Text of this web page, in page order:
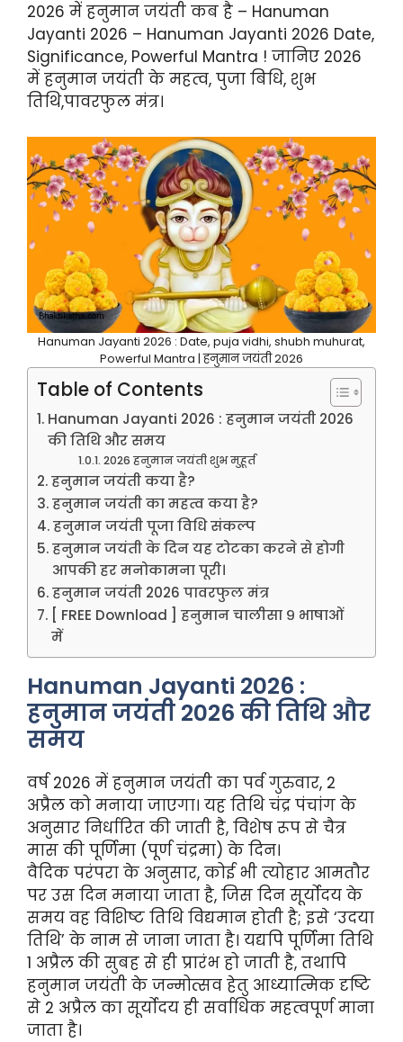
2026 में हनुमान जयंती कब है – Hanuman
Jayanti 2026 – Hanuman Jayanti 2026 Date,
Significance, Powerful Mantra ! जानिए 2026
में हनुमान जयंती के महत्व, पुजा बिधि, शुभ
तिथि,पावरफुल मंत्र।
Hanuman Jayanti 2026 : Date, puja vidhi, shubh muhurat,
Powerful Mantra | हनुमान जयंती 2026
Table of Contents
Hanuman Jayanti 2026 : हनुमान जयंती 2026
की तिथि और समय
2026 हनुमान जयंती शुभ मुहूर्त
हनुमान जयंती कया है?
हनुमान जयंती का महत्व कया है?
हनुमान जयंती पूजा विधि संकल्प
हनुमान जयंती के दिन यह टोटका करने से होगी
आपकी हर मनोकामना पूरी।
हनुमान जयंती 2026 पावरफुल मंत्र
[ FREE Download ] हनुमान चालीसा ९ भाषाओं
में
Hanuman Jayanti 2026 :
हनुमान जयंती 2026 की तिथि और
समय
वर्ष 2026 में हनुमान जयंती का पर्व गुरुवार, 2
अप्रैल को मनाया जाएगा। यह तिथि चंद्र पंचांग के
अनुसार निर्धारित की जाती है, विशेष रूप से चैत्र
मास की पूर्णिमा (पूर्ण चंद्रमा) के दिन।
वैदिक परंपरा के अनुसार, कोई भी त्योहार आमतौर
पर उस दिन मनाया जाता है, जिस दिन सूर्योदय के
समय वह विशिष्ट तिथि विद्यमान होती है; इसे ‘उदया
तिथि’ के नाम से जाना जाता है। यद्यपि पूर्णिमा तिथि
1 अप्रैल की सुबह से ही प्रारंभ हो जाती है, तथापि
हनुमान जयंती के जन्मोत्सव हेतु आध्यात्मिक दृष्टि
से 2 अप्रैल का सूर्योदय ही सर्वाधिक महत्वपूर्ण माना
जाता है।